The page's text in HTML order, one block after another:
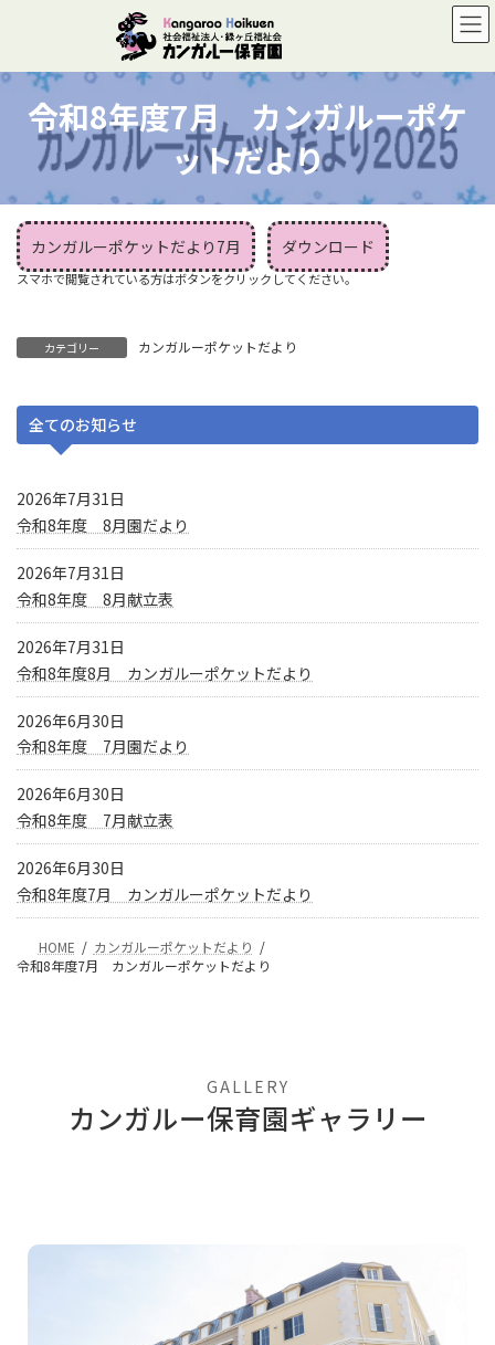
ン
プ
ー
動
令和8年度7月 カンガルーポケ
ットだより
カンガルーポケットだより7月 ダウンロード
カテゴリー カンガルーポケットだより
全てのお知らせ
2026年7月31日
令和8年度 8月園だより
2026年7月31日
令和8年度 8月献立表
2026年7月31日
令和8年度8月 カンガルーポケットだより
2026年6月30日
令和8年度 7月園だより
2026年6月30日
令和8年度 7月献立表
2026年6月30日
令和8年度7月 カンガルーポケットだより
HOME
カンガルーポケットだより
令和8年度7月 カンガルーポケットだより
GALLERY
カンガルー保育園ギャラリー